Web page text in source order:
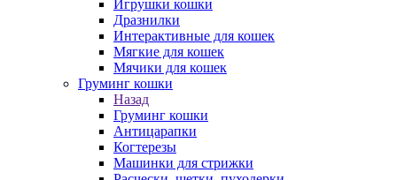
Игрушки кошки
Дразнилки
Интерактивные для кошек
Мягкие для кошек
Мячики для кошек
Груминг кошки
Назад
Груминг кошки
Антицарапки
Когтерезы
Машинки для стрижки